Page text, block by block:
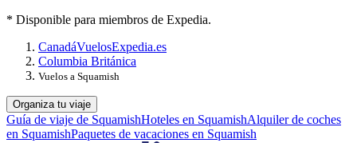
* Disponible para miembros de Expedia.
CanadáVuelosExpedia.es
Columbia Británica
Vuelos a Squamish
Organiza tu viaje
Guía de viaje de SquamishHoteles en SquamishAlquiler de coches
en SquamishPaquetes de vacaciones en Squamish